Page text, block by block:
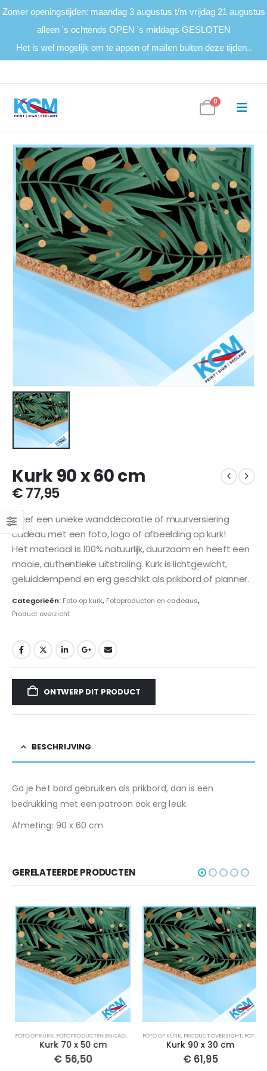
Zomer openingstijden: maandag 3 augustus t/m vrijdag 21 augustus
alleen 's ochtends OPEN 's middags GESLOTEN
Het is wel mogelijk om te appen of mailen buiten deze tijden..
0
Kurk 90 x 60 cm
€77,95
Geef een unieke wanddecoratie of muurversiering
cadeau met een foto, logo of afbeelding op kurk!
Het materiaal is 100% natuurlijk, duurzaam en heeft een
mooie, authentieke uitstraling. Kurk is lichtgewicht,
geluiddempend en erg geschikt als prikbord of planner.
Categorieën: Foto op kurk, Fotoproducten en cadeaus,
Product overzicht
ONTWERP DIT PRODUCT
BESCHRIJVING
Ga je het bord gebruiken als prikbord, dan is een
bedrukking met een patroon ook erg leuk.
Afmeting: 90 x 60 cm
GERELATEERDE PRODUCTEN
PRODUCT OVERZICHT
FOTO OP KURK,FOTOPRODUCTEN EN CADEAUS PRODUCT OVERZICHT
Kurk 70 x 50 cm
€56,50
FOTO OP KURK,PRODUCT OVERZICHT,FOTOPRODUCTEN EN CADEAUS
Kurk 90 x 30 cm
€61,95